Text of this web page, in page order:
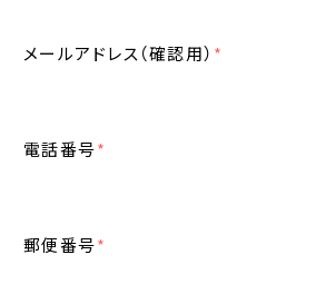
メールアドレス（確認用） *
電話番号*
郵便番号*